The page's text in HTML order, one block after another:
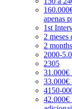
apenas
1st
2 meses
2
2000-
2305
31.000€
33.000€
4150-
42.000€